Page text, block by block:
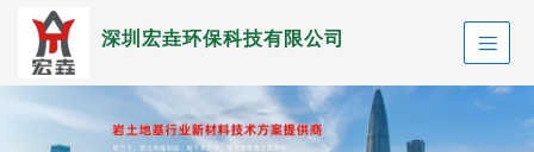
深圳宏垚环保科技有限公司